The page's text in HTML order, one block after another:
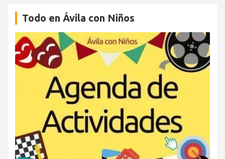
Todo en Ávila con Niños